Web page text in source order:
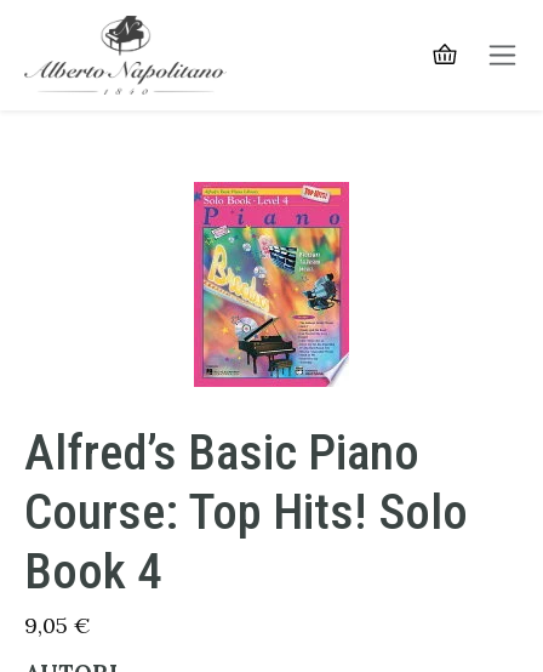
Alfred’s Basic Piano
Course: Top Hits! Solo
Book 4
9,05 €